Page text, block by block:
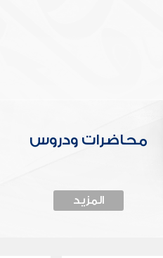
محاضرات ودروس
المزيد